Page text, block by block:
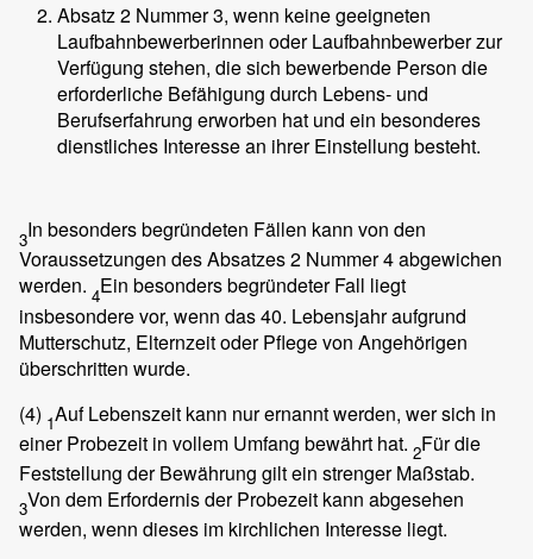
Absatz 2 Nummer 3, wenn keine geeigneten
Laufbahnbewerberinnen oder Laufbahnbewerber zur
Verfügung stehen, die sich bewerbende Person die
erforderliche Befähigung durch Lebens- und
Berufserfahrung erworben hat und ein besonderes
dienstliches Interesse an ihrer Einstellung besteht.
3In besonders begründeten Fällen kann von den
Voraussetzungen des Absatzes 2 Nummer 4 abgewichen
werden. 4Ein besonders begründeter Fall liegt
insbesondere vor, wenn das 40. Lebensjahr aufgrund
Mutterschutz, Elternzeit oder Pflege von Angehörigen
überschritten wurde.
(4) 1Auf Lebenszeit kann nur ernannt werden, wer sich in
einer Probezeit in vollem Umfang bewährt hat. 2Für die
Feststellung der Bewährung gilt ein strenger Maßstab.
3Von dem Erfordernis der Probezeit kann abgesehen
werden, wenn dieses im kirchlichen Interesse liegt.